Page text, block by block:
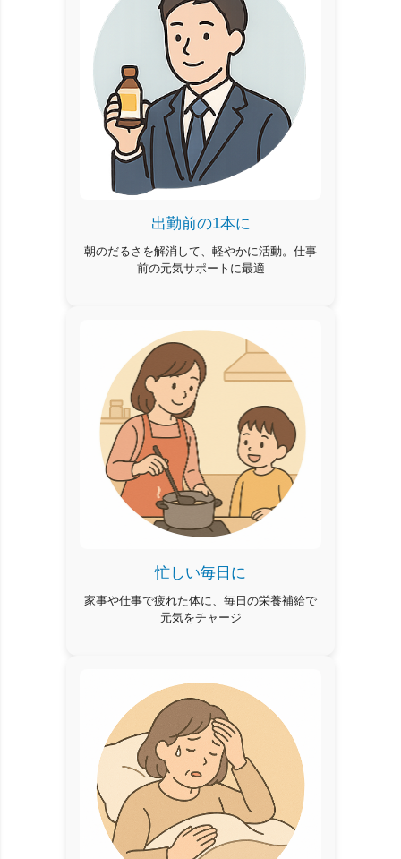
出勤前の1本に
朝のだるさを解消して、軽やかに活動。仕事
前の元気サポートに最適
忙しい毎日に
家事や仕事で疲れた体に、毎日の栄養補給で
元気をチャージ